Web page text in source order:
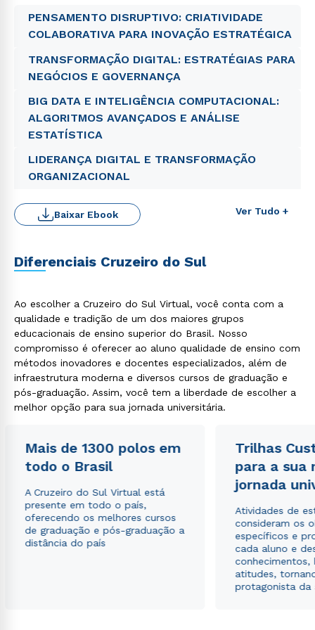
PENSAMENTO DISRUPTIVO: CRIATIVIDADE
COLABORATIVA PARA INOVAÇÃO ESTRATÉGICA
TRANSFORMAÇÃO DIGITAL: ESTRATÉGIAS PARA
NEGÓCIOS E GOVERNANÇA
BIG DATA E INTELIGÊNCIA COMPUTACIONAL:
ALGORITMOS AVANÇADOS E ANÁLISE
ESTATÍSTICA
LIDERANÇA DIGITAL E TRANSFORMAÇÃO
ORGANIZACIONAL
Ver Tudo +
Baixar Ebook
Diferenciais Cruzeiro do Sul
Ao escolher a Cruzeiro do Sul Virtual, você conta com a
qualidade e tradição de um dos maiores grupos
educacionais de ensino superior do Brasil. Nosso
compromisso é oferecer ao aluno qualidade de ensino com
métodos inovadores e docentes especializados, além de
infraestrutura moderna e diversos cursos de graduação e
pós-graduação. Assim, você tem a liberdade de escolher a
melhor opção para sua jornada universitária.
Mais de 1300 polos em
todo o Brasil
A Cruzeiro do Sul Virtual está
presente em todo o país,
oferecendo os melhores cursos
de graduação e pós-graduação a
distância do país
Trilhas
para a sua
jornada
Atividades de
consideram os
específicos e
cada aluno e
conhecimentos,
atitudes,
protagonista da
Estou de acordo com aPolítica de Privacidade.e
autorizo que meus dados sejam utilizados para o
envio de conteúdos da Cruzeiro do Sul.